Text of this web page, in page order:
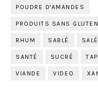
POUDRE D'AMANDES
PRODUITS SANS GLUTEN
RHUM SABLÉ SALÉ
SANTÉ SUCRÉ
VIANDE VIDEO